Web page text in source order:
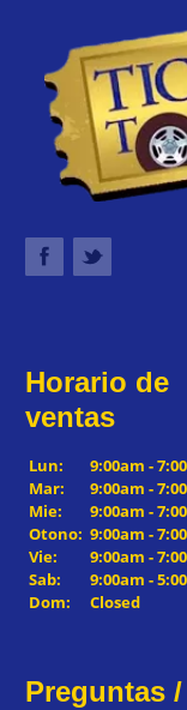
Horario de
ventas
Lun:
9:00am -
Mar:
9:00am -
Mie:
9:00am -
Otono: 9:00am -
Vie:
9:00am -
Sab:
9:00am -
Dom:
Closed
Preguntas